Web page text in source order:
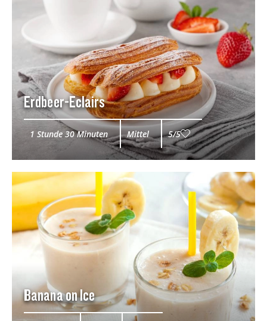
Erdbeer-Eclairs
1 Stunde 30 Minuten Mittel 5/5
Banana on Ice